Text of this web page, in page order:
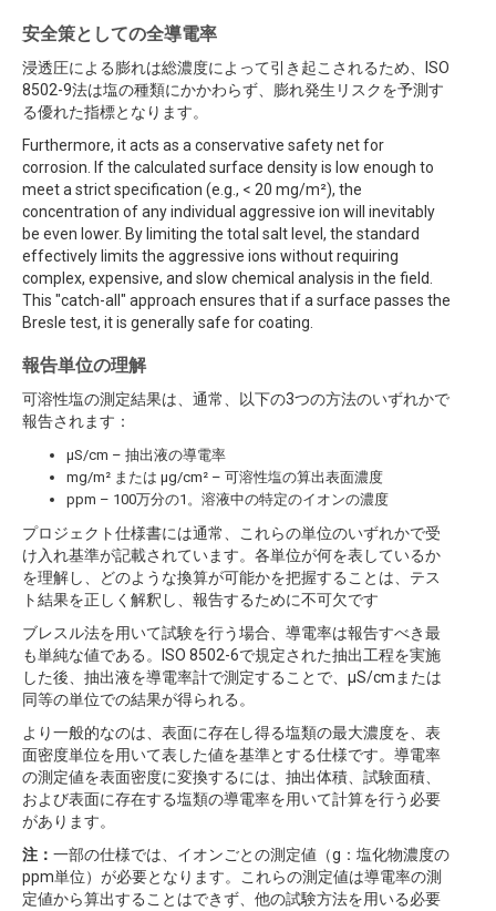
安全策としての全導電率
浸透圧による膨れは総濃度によって引き起こされるため、ISO
8502-9法は塩の種類にかかわらず、膨れ発生リスクを予測す
る優れた指標となります。
Furthermore, it acts as a conservative safety net for
corrosion. If the calculated surface density is low enough to
meet a strict specification (e.g., < 20 mg/m²), the
concentration of any individual aggressive ion will inevitably
be even lower. By limiting the total salt level, the standard
effectively limits the aggressive ions without requiring
complex, expensive, and slow chemical analysis in the field.
This "catch-all" approach ensures that if a surface passes the
Bresle test, it is generally safe for coating.
報告単位の理解
可溶性塩の測定結果は、通常、以下の3つの方法のいずれかで
報告されます：
µS/cm – 抽出液の導電率
mg/m² または µg/cm² – 可溶性塩の算出表面濃度
ppm – 100万分の1。溶液中の特定のイオンの濃度
プロジェクト仕様書には通常、これらの単位のいずれかで受
け入れ基準が記載されています。各単位が何を表しているか
を理解し、どのような換算が可能かを把握することは、テス
ト結果を正しく解釈し、報告するために不可欠です
ブレスル法を用いて試験を行う場合、導電率は報告すべき最
も単純な値である。ISO 8502-6で規定された抽出工程を実施
した後、抽出液を導電率計で測定することで、µS/cmまたは
同等の単位での結果が得られる。
より一般的なのは、表面に存在し得る塩類の最大濃度を、表
面密度単位を用いて表した値を基準とする仕様です。導電率
の測定値を表面密度に変換するには、抽出体積、試験面積、
および表面に存在する塩類の導電率を用いて計算を行う必要
があります。
注： 一部の仕様では、イオンごとの測定値（g：塩化物濃度の
ppm単位）が必要となります。これらの測定値は導電率の測
定値から算出することはできず、他の試験方法を用いる必要